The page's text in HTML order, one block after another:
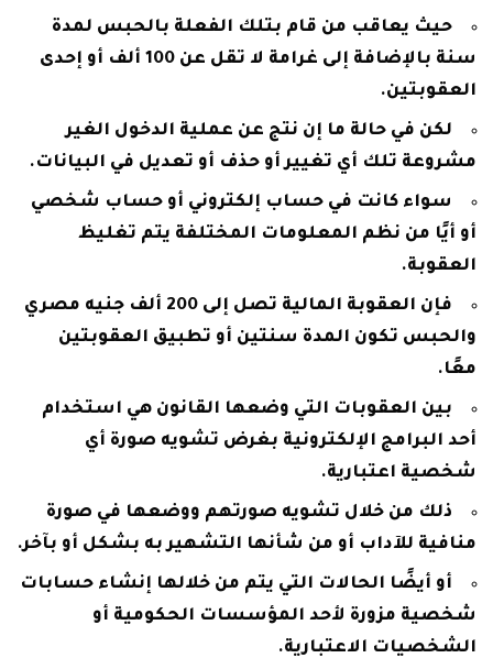
حيث يعاقب من قام بتلك الفعلة بالحبس لمدة
سنة بالإضافة إلى غرامة لا تقل عن 100 ألف أو إحدى
العقوبتين.
لكن في حالة ما إن نتج عن عملية الدخول الغير
مشروعة تلك أي تغيير أو حذف أو تعديل في البيانات.
سواء كانت في حساب إلكتروني أو حساب شخصي
أو أيًا من نظم المعلومات المختلفة يتم تغليظ
العقوبة.
فإن العقوبة المالية تصل إلى 200 ألف جنيه مصري
والحبس تكون المدة سنتين أو تطبيق العقوبتين
معًا.
بين العقوبات التي وضعها القانون هي استخدام
أحد البرامج الإلكترونية بغرض تشويه صورة أي
شخصية اعتبارية.
ذلك من خلال تشويه صورتهم ووضعها في صورة
منافية للآداب أو من شأنها التشهير به بشكل أو بآخر.
أو أيضًا الحالات التي يتم من خلالها إنشاء حسابات
شخصية مزورة لأحد المؤسسات الحكومية أو
الشخصيات الاعتبارية.